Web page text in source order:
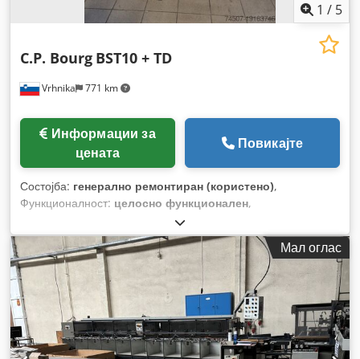
1 / 5
Vrhnika 771 km
C.P. Bourg BST10 + TD
цената
Повикајте
Состојба: генерално ремонтиран (користено),
Функционалност: целосно функционален,
Мал оглас